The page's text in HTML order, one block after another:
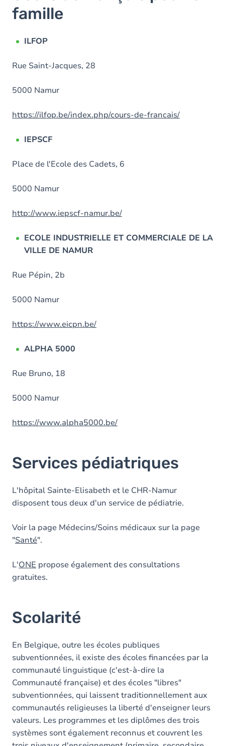
famille
ILFOP
Rue Saint-Jacques, 28
5000 Namur
https://ilfop.be/index.php/cours-de-francais/
IEPSCF
Place de l'Ecole des Cadets, 6
5000 Namur
http://www.iepscf-namur.be/
ECOLE INDUSTRIELLE ET COMMERCIALE DE LA
VILLE DE NAMUR
Rue Pépin, 2b
5000 Namur
https://www.eicpn.be/
ALPHA 5000
Rue Bruno, 18
5000 Namur
https://www.alpha5000.be/
Services pédiatriques
L'hôpital Sainte-Elisabeth et le CHR-Namur
disposent tous deux d'un service de pédiatrie.
Voir la page Médecins/Soins médicaux sur la page
"Santé".
L'ONE propose également des consultations
gratuites.
Scolarité
En Belgique, outre les écoles publiques
subventionnées, il existe des écoles financées par la
communauté linguistique (c'est-à-dire la
Communauté française) et des écoles "libres"
subventionnées, qui laissent traditionnellement aux
communautés religieuses la liberté d'enseigner leurs
valeurs. Les programmes et les diplômes des trois
systèmes sont également reconnus et couvrent les